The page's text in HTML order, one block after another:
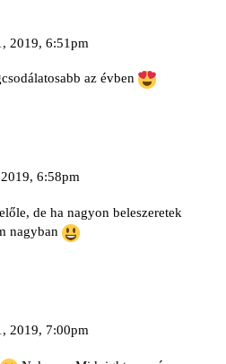
2019, 6:51pm
az évben
6:58pm
de ha nagyon beleszeretek
nagyban
2019, 7:00pm